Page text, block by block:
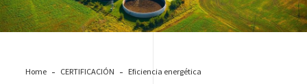
Home CERTIFICACIÓN Eficiencia energética